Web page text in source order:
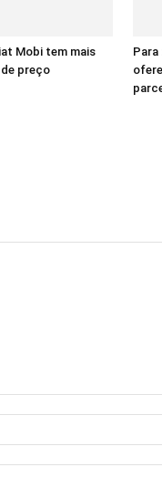
Mobi tem mais
preço
Para